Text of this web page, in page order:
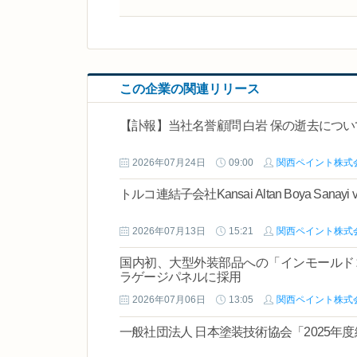
この企業の関連リリース
【訃報】当社名誉顧問 白岩 保の逝去につ
2026年07月24日 09:00 関西ペイント株式
トルコ連結子会社Kansai Altan Boya
2026年07月13日 15:21 関西ペイント株式
国内初、大型外装部品への「インモール
ラゲージパネルに採用
2026年07月06日 13:05 関西ペイント株式
一般社団法人 日本塗装技術協会「2025年